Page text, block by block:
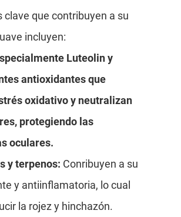
que contribuyen a su
incluyen:
Luteolin y
antioxidantes que
oxidativo y neutralizan
protegiendo las
oculares.
y terpenos: Conribuyen a su
y antiinflamatoria, lo cual
la rojez y hinchazón.